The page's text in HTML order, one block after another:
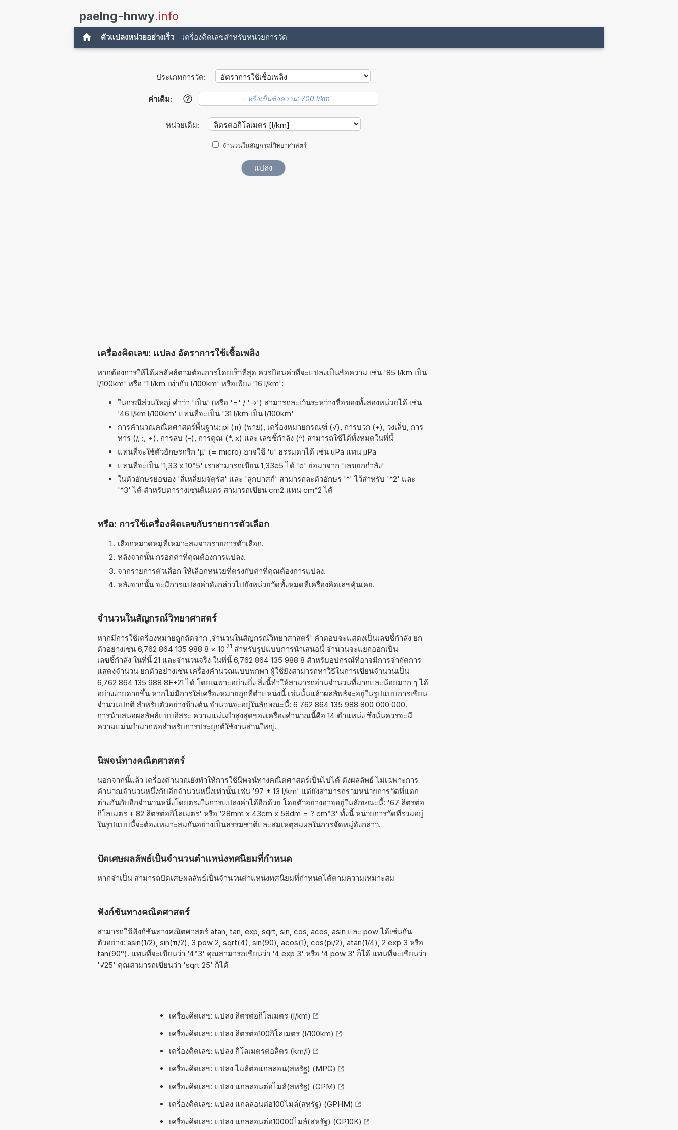
paelng-hnwy.info
ตัวแปลงหน่วยอย่างเร็ว เครื่องคิดเลขสำหรับหน่วยการวัด
ประเภทการวัด:
ค่าเดิม: ?
หน่วยเดิม:
จำนวนในสัญกรณ์วิทยาศาสตร์
เครื่องคิดเลข: แปลง อัตราการใช้เชื้อเพลิง
หากต้องการให้ได้ผลลัพธ์ตามต้องการโดยเร็วที่สุด ควรป้อนค่าที่จะแปลงเป็นข้อความ เช่น '85 l/km เป็น
l/100km' หรือ '1 l/km เท่ากับ l/100km' หรือเพียง '16 l/km':
ในกรณีส่วนใหญ่ คำว่า 'เป็น' (หรือ '=' / '->') สามารถละเว้นระหว่างชื่อของทั้งสองหน่วยได้ เช่น
'46 l/km l/100km' แทนที่จะเป็น '31 l/km เป็น l/100km'
การคำนวณคณิตศาสตร์พื้นฐาน: pi (π) (พาย), เครื่องหมายกรณฑ์ (√), การบวก (+), วงเล็บ, การ
หาร (/, :, ÷), การลบ (-), การคูณ (*, x) และ เลขชี้กำลัง (^) สามารถใช้ได้ทั้งหมดในที่นี้
แทนที่จะใช้ตัวอักษรกรีก 'µ' (= micro) อาจใช้ 'u' ธรรมดาได้ เช่น uPa แทน µPa
แทนที่จะเป็น '1,33 x 10^5' เราสามารถเขียน 1,33e5 ได้ 'e' ย่อมาจาก 'เลขยกกำลัง'
ในตัวอักษรย่อของ 'สี่เหลี่ยมจัตุรัส' และ 'ลูกบาศก์' สามารถละตัวอักษร '^' ไว้สำหรับ '^2' และ
'^3' ได้ สำหรับตารางเซนติเมตร สามารถเขียน cm2 แทน cm^2 ได้
หรือ: การใช้เครื่องคิดเลขกับรายการตัวเลือก
เลือกหมวดหมู่ที่เหมาะสมจากรายการตัวเลือก.
หลังจากนั้น กรอกค่าที่คุณต้องการแปลง.
จากรายการตัวเลือก ให้เลือกหน่วยที่ตรงกับค่าที่คุณต้องการแปลง.
หลังจากนั้น จะมีการแปลงค่าดังกล่าวไปยังหน่วยวัดทั้งหมดที่เครื่องคิดเลขคุ้นเคย.
จำนวนในสัญกรณ์วิทยาศาสตร์
หากมีการใช้เครื่องหมายถูกถัดจาก ,จำนวนในสัญกรณ์วิทยาศาสตร์' คำตอบจะแสดงเป็นเลขชี้กำลัง ยก
ตัวอย่างเช่น 6,762 864 135 988 8 × 10 21 สำหรับรูปแบบการนำเสนอนี้ จำนวนจะแยกออกเป็น
เลขชี้กำลัง ในที่นี้ 21 และจำนวนจริง ในที่นี้ 6,762 864 135 988 8 สำหรับอุปกรณ์ที่อาจมีการจำกัดการ
แสดงจำนวน ยกตัวอย่างเช่น เครื่องคำนวณแบบพกพา ผู้ใช้ยังสามารถหาวิธีในการเขียนจำนวนเป็น
6,762 864 135 988 8E+21 ได้ โดยเฉพาะอย่างยิ่ง สิ่งนี้ทำให้สามารถอ่านจำนวนที่มากและน้อยมาก ๆ ได้
อย่างง่ายดายขึ้น หากไม่มีการใส่เครื่องหมายถูกที่ตำแหน่งนี้ เช่นนั้นแล้วผลลัพธ์จะอยู่ในรูปแบบการเขียน
จำนวนปกติ สำหรับตัวอย่างข้างต้น จำนวนจะอยู่ในลักษณะนี้: 6 762 864 135 988 800 000 000.
การนำเสนอผลลัพธ์แบบอิสระ ความแม่นยำสูงสุดของเครื่องคำนวณนี้คือ 14 ตำแหน่ง ซึ่งนั่นควรจะมี
ความแม่นยำมากพอสำหรับการประยุกต์ใช้งานส่วนใหญ่.
นิพจน์ทางคณิตศาสตร์
นอกจากนี้แล้ว เครื่องคำนวณยังทำให้การใช้นิพจน์ทางคณิตศาสตร์เป็นไปได้ ดังผลลัพธ์ ไม่เฉพาะการ
คำนวณจำนวนหนึ่งกับอีกจำนวนหนึ่งเท่านั้น เช่น '97 * 13 l/km' แต่ยังสามารถรวมหน่วยการวัดที่แตก
ต่างกันกับอีกจำนวนหนึ่งโดยตรงในการแปลงค่าได้อีกด้วย โดยตัวอย่างอาจอยู่ในลักษณะนี้: '67 ลิตรต่อ
กิโลเมตร + 82 ลิตรต่อกิโลเมตร' หรือ '28mm x 43cm x 58dm = ? cm^3' ทั้งนี้ หน่วยการวัดที่รวมอยู่
ในรูปแบบนี้จะต้องเหมาะสมกันอย่างเป็นธรรมชาติและสมเหตุสมผลในการจัดหมู่ดังกล่าว.
ปัดเศษผลลัพธ์เป็นจำนวนตำแหน่งทศนิยมที่กำหนด
หากจำเป็น สามารถปัดเศษผลลัพธ์เป็นจำนวนตำแหน่งทศนิยมที่กำหนดได้ตามความเหมาะสม
ฟังก์ชันทางคณิตศาสตร์
สามารถใช้ฟังก์ชันทางคณิตศาสตร์ atan, tan, exp, sqrt, sin, cos, acos, asin และ pow ได้เช่นกัน
ตัวอย่าง: asin(1/2), sin(π/2), 3 pow 2, sqrt(4), sin(90), acos(1), cos(pi/2), atan(1/4), 2 exp 3 หรือ
tan(90°). แทนที่จะเขียนว่า '4^3' คุณสามารถเขียนว่า '4 exp 3' หรือ '4 pow 3' ก็ได้ แทนที่จะเขียนว่า
'√25' คุณสามารถเขียนว่า 'sqrt 25' ก็ได้
เครื่องคิดเลข: แปลง ลิตรต่อกิโลเมตร (l/km)
เครื่องคิดเลข: แปลง ลิตรต่อ100กิโลเมตร (l/100km)
เครื่องคิดเลข: แปลง กิโลเมตรต่อลิตร (km/l)
เครื่องคิดเลข: แปลง ไมล์ต่อแกลลอน(สหรัฐ) (MPG)
เครื่องคิดเลข: แปลง แกลลอนต่อไมล์(สหรัฐ) (GPM)
เครื่องคิดเลข: แปลง แกลลอนต่อ100ไมล์(สหรัฐ) (GPHM)
เครื่องคิดเลข: แปลง แกลลอนต่อ10000ไมล์(สหรัฐ) (GP10K)